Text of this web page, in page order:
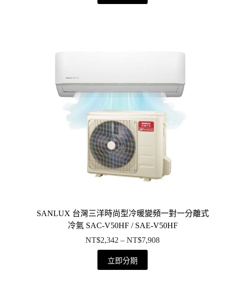
SANLUX 台灣三洋時尚型冷暖變頻一對一分離式
冷氣 SAC-V50HF / SAE-V50HF
NT$2,342 – NT$7,908
立即分期